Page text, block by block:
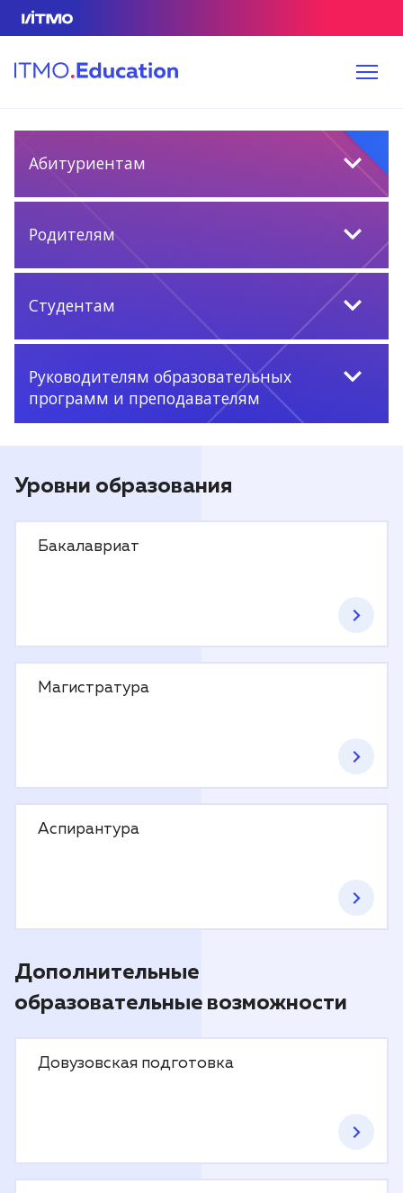
Абитуриентам
Родителям
Студентам
Руководителям образовательных
программ и преподавателям
Уровни образования
Бакалавриат
Магистратура
Аспирантура
Дополнительные
образовательные возможности
Довузовская подготовка